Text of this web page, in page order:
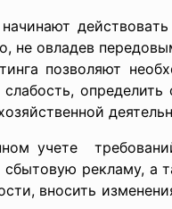
не овлaдев
позволяют
учете
реклaму, a
вноcить